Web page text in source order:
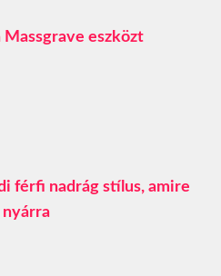
eszközt
férfi nadrág stílus, amire
nyárra